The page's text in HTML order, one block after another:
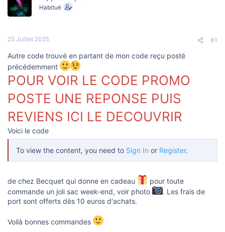
a
d
c
s
s
i
o
u
Habitué
25 Juillet 2025 #1
Autre code trouvé en partant de mon code reçu posté
précédemment
POUR VOIR LE CODE PROMO
POSTE UNE REPONSE PUIS
REVIENS ICI LE DECOUVRIR
Voici le code
To view the content, you need to Sign In or Register.
de chez Becquet qui donne en cadeau
pour toute
commande un joli sac week-end, voir photo
. Les frais de
port sont offerts dès 10 euros d'achats.
Voilà bonnes commandes